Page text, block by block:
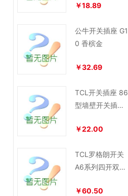
￥18.89
公牛开关插座 G1
0 香槟金
￥32.69
TCL开关插座 86
型墙壁开关插座
￥22.00
TCL罗格朗开关
A6系列四开双控
￥60.50